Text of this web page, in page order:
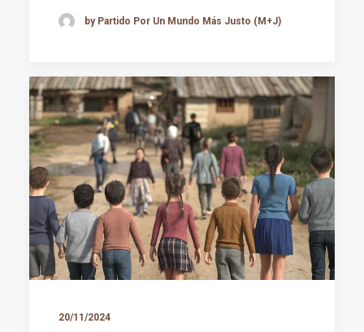
by Partido Por Un Mundo Más Justo (M+J)
20/11/2024